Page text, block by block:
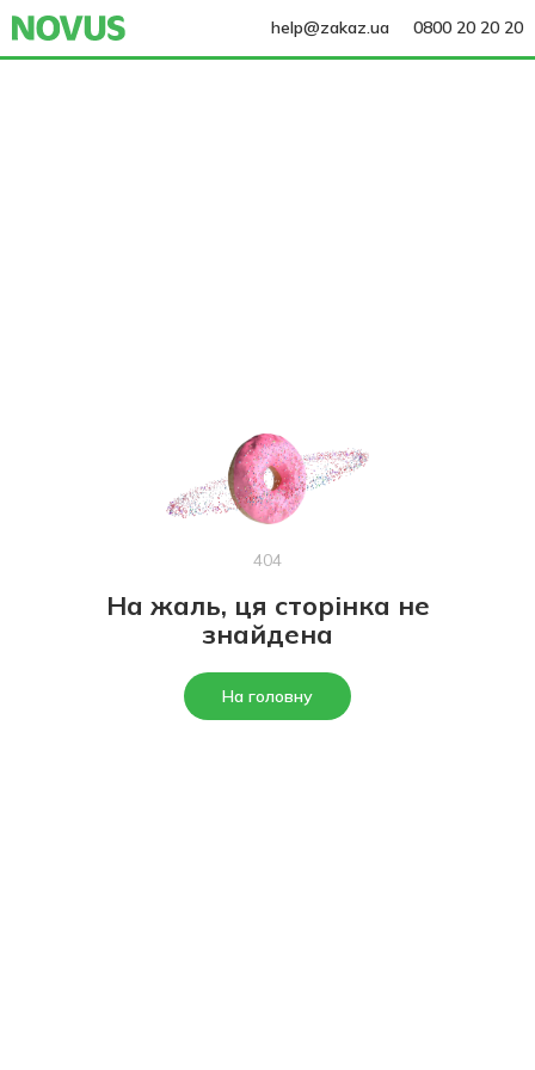
help@zakaz.ua 0800 20 20 20
404
На жаль, ця сторінка не
знайдена
На головну